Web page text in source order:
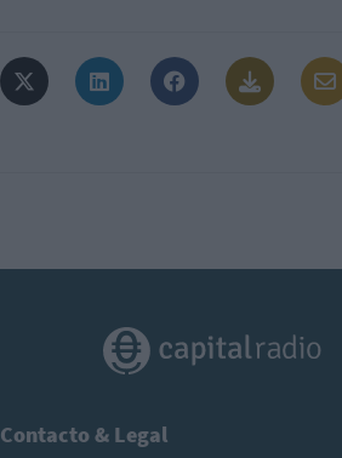
Contacto & Legal